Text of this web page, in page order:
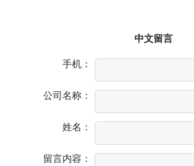
中文留言
手机：
公司名称：
姓名：
留言内容：